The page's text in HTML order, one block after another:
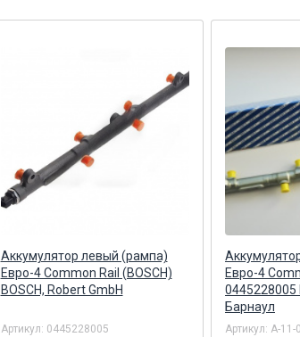
Аккумулятор левый (рампа)
Евро-4 Common Rail (BOSCH)
BOSCH, Robert GmbH
Артикул: 0445228005
Евро-4
Барнаул
Артикул: А-11-